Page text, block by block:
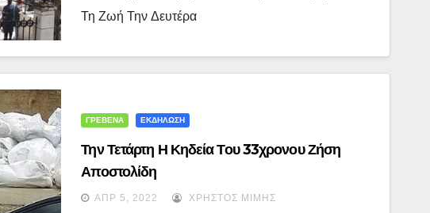
Τη Ζωή Την Δευτέρα
ΓΡΕΒΕΝΑ ΕΚΔΗΛΩΣΗ
Την Τετάρτη Η Κηδεία Του 33χρονου Ζήση
Αποστολίδη
ΑΠΡ 5, 2022 ΧΡΉΣΤΟΣ ΜΊΜΗΣ